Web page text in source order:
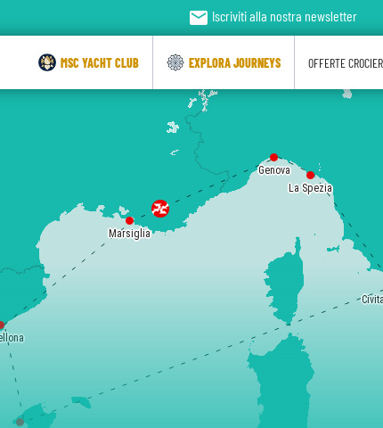
Marsiglia
Genova
La Spezia
email Iscriviti alla nostra newsletter
MSC YACHT CLUB EXPLORA JOURNEYS OFFERTE